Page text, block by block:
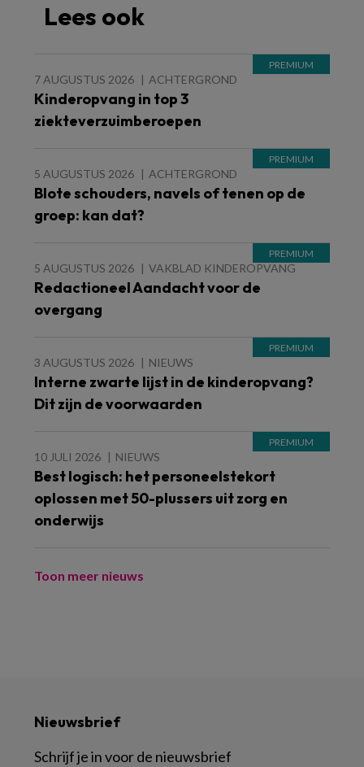
Lees ook
7 AUGUSTUS 2026 ACHTERGROND
Kinderopvang in top 3
ziekteverzuimberoepen
5 AUGUSTUS 2026 ACHTERGROND
Blote schouders, navels of tenen op de
groep: kan dat?
5 AUGUSTUS 2026 VAKBLAD KINDEROPVANG
Redactioneel Aandacht voor de
overgang
3 AUGUSTUS 2026 NIEUWS
Interne zwarte lijst in de kinderopvang?
Dit zijn de voorwaarden
10 JULI 2026 NIEUWS
Best logisch: het personeelstekort
oplossen met 50-plussers uit zorg en
onderwijs
Toon meer nieuws
Nieuwsbrief
Schrijf je in voor de nieuwsbrief